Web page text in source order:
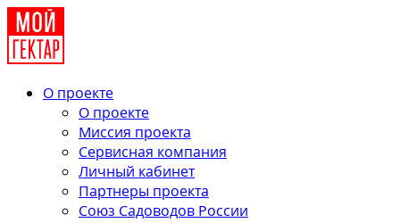
О проекте
О проекте
Миссия проекта
Сервисная компания
Личный кабинет
Партнеры проекта
Союз Садоводов России